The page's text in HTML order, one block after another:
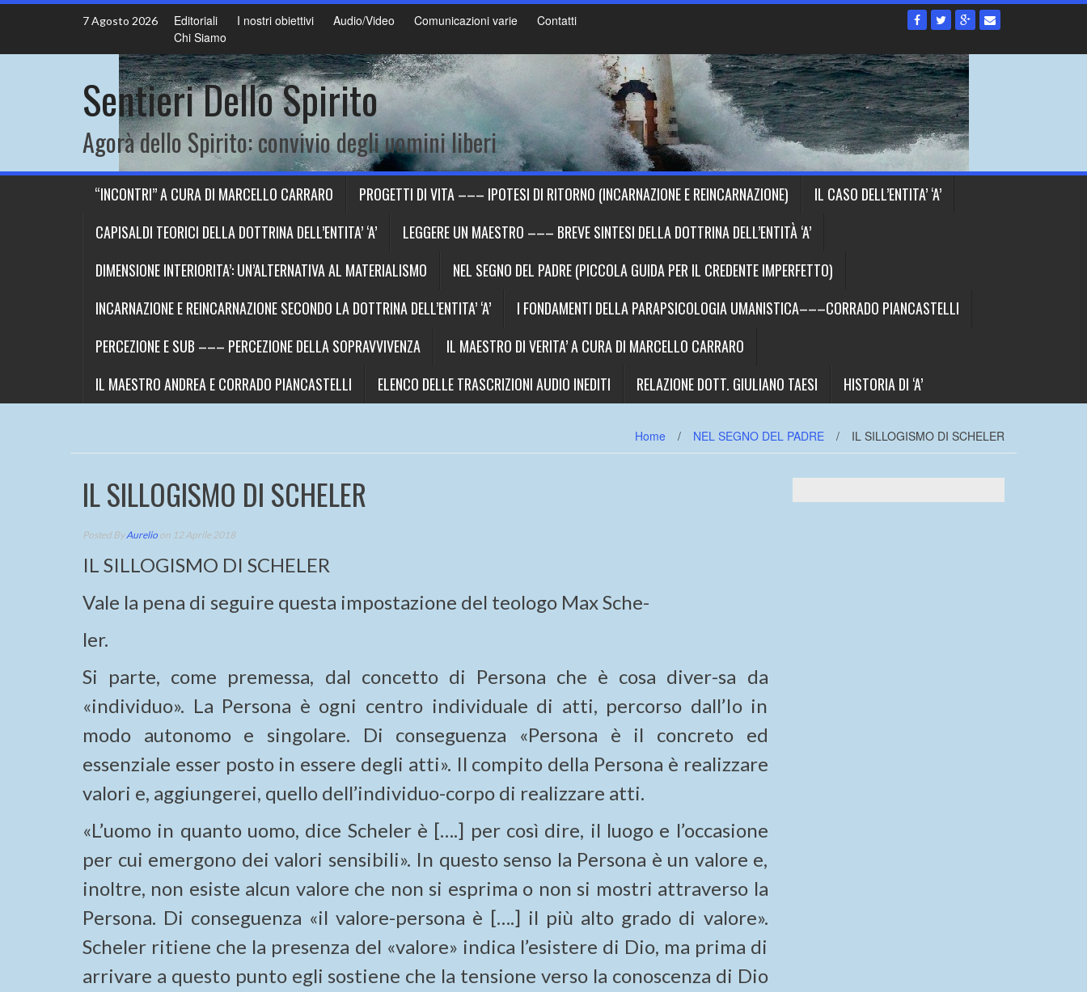
Skip
7 Agosto 2026 Editoriali I nostri obiettivi Audio/Video Comunicazioni varie
Contatti
Chi Siamo
Sentieri Dello Spirito
Agorà dello Spirito: convivio degli uomini liberi
“INCONTRI” A CURA DI MARCELLO CARRARO PROGETTI DI VITA ––– IPOTESI DI RITORNO (INCARNAZIONE E REINCARNAZIONE)
IL CASO DELL’ENTITA’ ‘A’
CAPISALDI TEORICI DELLA DOTTRINA DELL’ENTITA’ ‘A’
LEGGERE UN MAESTRO ––– BREVE SINTESI DELLA DOTTRINA DELL’ENTITÀ ‘A’
DIMENSIONE INTERIORITA’: UN’ALTERNATIVA AL MATERIALISMO
NEL SEGNO DEL PADRE (PICCOLA GUIDA PER IL CREDENTE IMPERFETTO)
INCARNAZIONE E REINCARNAZIONE SECONDO LA DOTTRINA DELL’ENTITA’ ‘A’
I FONDAMENTI DELLA PARAPSICOLOGIA UMANISTICA–––CORRADO PIANCASTELLI
PERCEZIONE E SUB ––– PERCEZIONE DELLA SOPRAVVIVENZA
IL MAESTRO DI VERITA’ A CURA DI MARCELLO CARRARO
IL MAESTRO ANDREA E CORRADO PIANCASTELLI
ELENCO DELLE TRASCRIZIONI AUDIO INEDITI RELAZIONE DOTT. GIULIANO TAESI HISTORIA DI ‘A’
Home / NEL SEGNO DEL PADRE / IL SILLOGISMO DI SCHELER
IL SILLOGISMO DI SCHELER
Posted ByAurelio on 12 Aprile 2018
IL SILLOGISMO DI SCHELER
Vale la pena di seguire questa impostazione del teologo Max Sche-
ler.
Si parte, come premessa, dal concetto di Persona che è cosa diver-sa da
«individuo». La Persona è ogni centro individuale di atti, percorso dall’Io in
modo autonomo e singolare. Di conseguenza «Persona è il concreto ed
essenziale esser posto in essere degli atti». Il compito della Persona è realizzare
valori e, aggiungerei, quello dell’individuo-corpo di realizzare atti.
«L’uomo in quanto uomo, dice Scheler è [….] per così dire, il luogo e l’occasione
per cui emergono dei valori sensibili». In questo senso la Persona è un valore e,
inoltre, non esiste alcun valore che non si esprima o non si mostri attraverso la
Persona. Di conseguenza «il valore-persona è [….] il più alto grado di valore».
Scheler ritiene che la presenza del «valore» indica l’esistere di Dio, ma prima di
arrivare a questo punto egli sostiene che la tensione verso la conoscenza di Dio